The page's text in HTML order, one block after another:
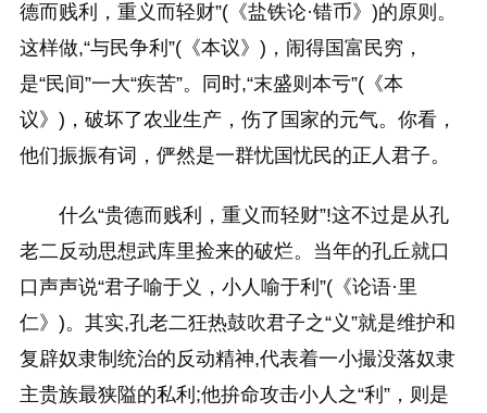
德而贱利，重义而轻财”(《盐铁论·错币》)的原则。
这样做,“与民争利”(《本议》)，闹得国富民穷，
是“民间”一大“疾苦”。同时,“末盛则本亏”(《本
议》)，破坏了农业生产，伤了国家的元气。你看，
他们振振有词，俨然是一群忧国忧民的正人君子。
什么“贵德而贱利，重义而轻财”!这不过是从孔
老二反动思想武库里捡来的破烂。当年的孔丘就口
口声声说“君子喻于义，小人喻于利”(《论语·里
仁》)。其实,孔老二狂热鼓吹君子之“义”就是维护和
复辟奴隶制统治的反动精神,代表着一小撮没落奴隶
主贵族最狭隘的私利;他拚命攻击小人之“利”，则是